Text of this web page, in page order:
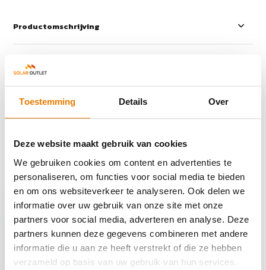
Toestemming Details Over
Deze website maakt gebruik van cookies
We gebruiken cookies om content en advertenties te
personaliseren, om functies voor social media te bieden
en om ons websiteverkeer te analyseren. Ook delen we
informatie over uw gebruik van onze site met onze
partners voor social media, adverteren en analyse. Deze
partners kunnen deze gegevens combineren met andere
informatie die u aan ze heeft verstrekt of die ze hebben
verzameld op basis van uw gebruik van hun services.
Productomschrijving
Specificaties
Reviews
Recent bekeken
Ratio Start 11-22kW -